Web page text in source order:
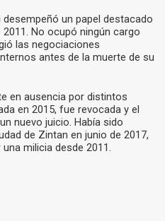
un papel destacado
No ocupó ningún cargo
las negociaciones
antes de la muerte de su
en ausencia por distintos
en 2015, fue revocada y el
nuevo juicio. Había sido
de Zintan en junio de 2017,
milicia desde 2011.